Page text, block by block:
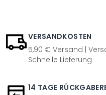
VERSANDKOSTEN
5,90 € Versand |
Schnelle Lieferung
14 TAGE